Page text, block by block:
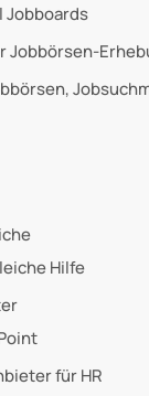
Jobboards
Jobbörsen-
Hilfe
für HR